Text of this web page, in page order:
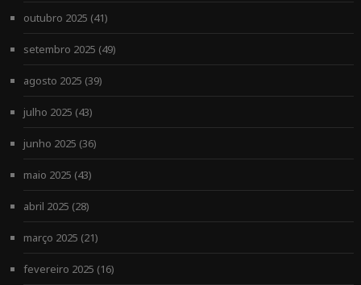
outubro 2025 (41)
setembro 2025 (49)
agosto 2025 (39)
julho 2025 (43)
junho 2025 (36)
maio 2025 (43)
abril 2025 (28)
março 2025 (21)
fevereiro 2025 (16)